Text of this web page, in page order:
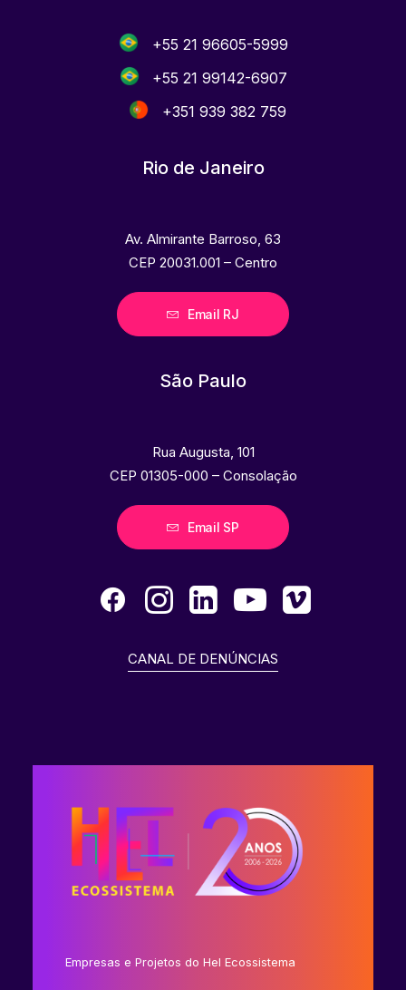
+55 21 96605-5999
+55 21 99142-6907
+351 939 382 759
Rio de Janeiro
Av. Almirante Barroso, 63
CEP 20031.001 – Centro
Email RJ
São Paulo
Rua Augusta, 101
CEP 01305-000 – Consolação
Email SP
CANAL DE DENÚNCIAS
Empresas e Projetos do Hel Ecossistema